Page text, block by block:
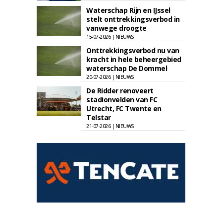
Waterschap Rijn en IJssel
stelt onttrekkingsverbod in
vanwege droogte
15-07-2026 | NIEUWS
Onttrekkingsverbod nu van
kracht in hele beheergebied
waterschap De Dommel
20-07-2026 | NIEUWS
De Ridder renoveert
stadionvelden van FC
Utrecht, FC Twente en
Telstar
21-07-2026 | NIEUWS